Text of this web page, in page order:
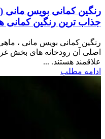
جذاب ترین رنگین کمانی
رنگین کمانی بویس مانی ،
اصلی آن رودخانه های بخش
علاقمند هستند. ...
ادامه مطلب